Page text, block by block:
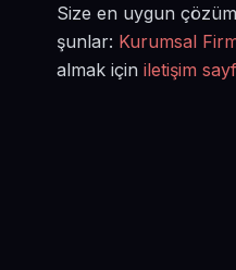
Size en uygun
şunlar: Kurumsal
almak için iletişim